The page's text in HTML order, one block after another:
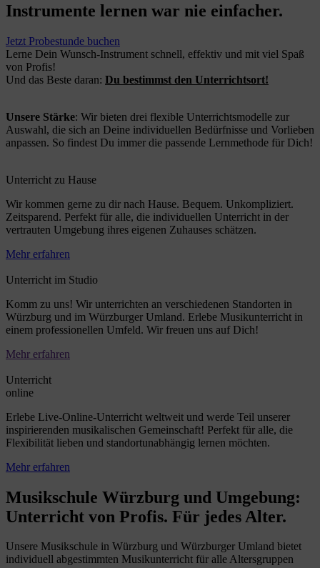
Instrumente lernen war nie einfacher.
Jetzt Probestunde buchen
Lerne Dein Wunsch-Instrument schnell, effektiv und mit viel Spaß
von Profis!
Und das Beste daran: Du bestimmst den Unterrichtsort!
Unsere Stärke: Wir bieten drei flexible Unterrichtsmodelle zur
Auswahl, die sich an Deine individuellen Bedürfnisse und Vorlieben
anpassen. So findest Du immer die passende Lernmethode für Dich!
Unterricht zu Hause
Wir kommen gerne zu dir nach Hause. Bequem. Unkompliziert.
Zeitsparend. Perfekt für alle, die individuellen Unterricht in der
vertrauten Umgebung ihres eigenen Zuhauses schätzen.
Mehr erfahren
Unterricht im Studio
Komm zu uns! Wir unterrichten an verschiedenen Standorten in
Würzburg und im Würzburger Umland. Erlebe Musikunterricht in
einem professionellen Umfeld. Wir freuen uns auf Dich!
Mehr erfahren
Unterricht
online
Erlebe Live-Online-Unterricht weltweit und werde Teil unserer
inspirierenden musikalischen Gemeinschaft! Perfekt für alle, die
Flexibilität lieben und standortunabhängig lernen möchten.
Mehr erfahren
Musikschule Würzburg und Umgebung:
Unterricht von Profis. Für jedes Alter.
Unsere Musikschule in Würzburg und Würzburger Umland bietet
individuell abgestimmten Musikunterricht für alle Altersgruppen